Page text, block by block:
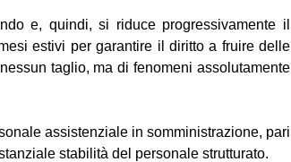
e, quindi, si riduce progressivamente il
estivi per garantire il diritto a fruire delle
taglio, ma di fenomeni assolutamente
assistenziale in somministrazione, pari
stabilità del personale strutturato.